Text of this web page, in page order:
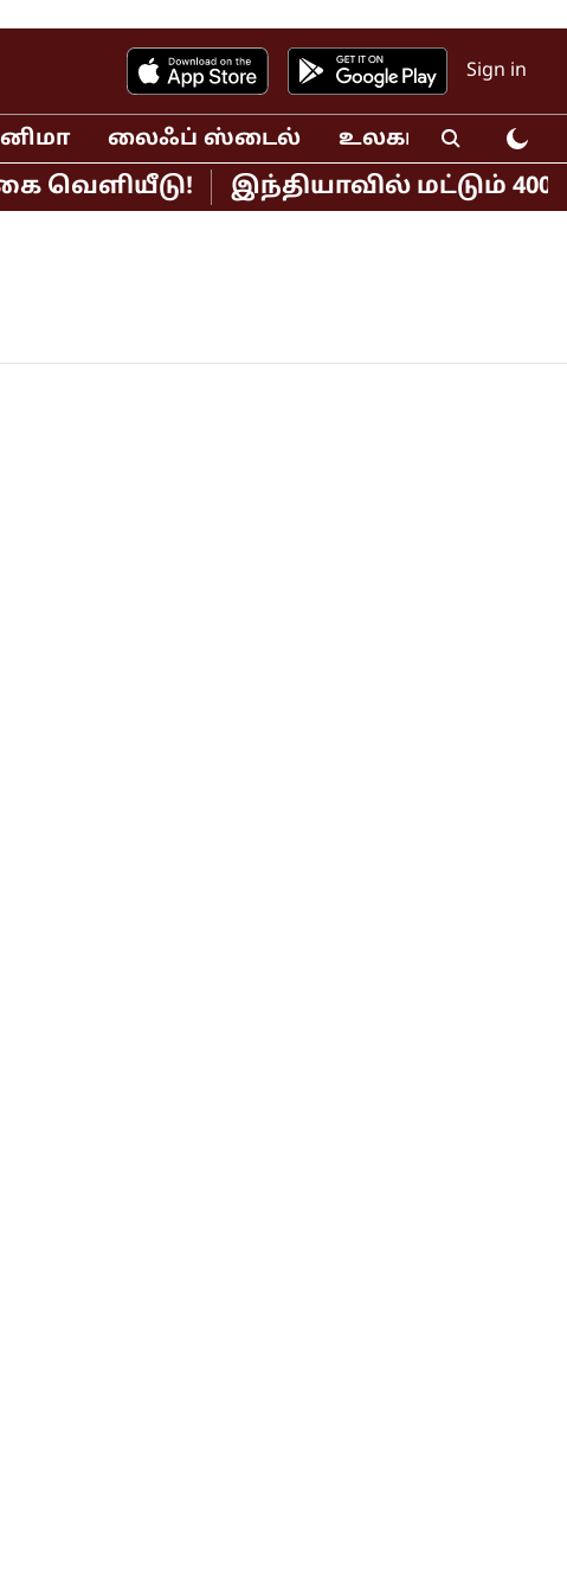
Sign in
லைஃப் ஸ்டைல் உலகம்
வெளியீடு! இந்தியாவில் மட்டும்